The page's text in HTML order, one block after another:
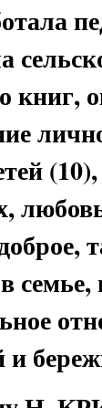
книг,
и